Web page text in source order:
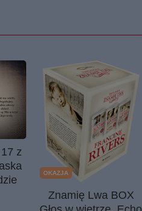
z
OKAZJA
Znamię Lwa BOX